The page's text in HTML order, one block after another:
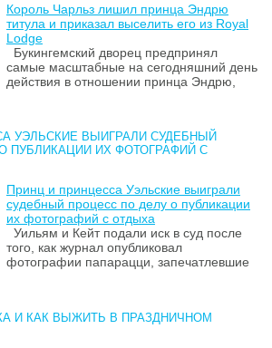
Король Чарльз лишил принца Эндрю
титула и приказал выселить его из Royal
Lodge
Букингемский дворец предпринял
самые масштабные на сегодняшний день
действия в отношении принца Эндрю,
УЭЛЬСКИЕ ВЫИГРАЛИ СУДЕБНЫЙ
ПУБЛИКАЦИИ ИХ ФОТОГРАФИЙ С
Принц и принцесса Уэльские выиграли
судебный процесс по делу о публикации
их фотографий с отдыха
Уильям и Кейт подали иск в суд после
того, как журнал опубликовал
фотографии папарацци, запечатлевшие
И КАК ВЫЖИТЬ В ПРАЗДНИЧНОМ